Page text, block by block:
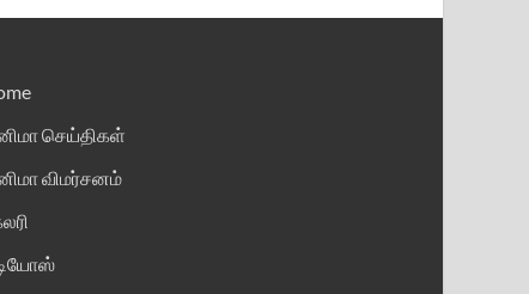
செய்திகள்
விமர்சனம்